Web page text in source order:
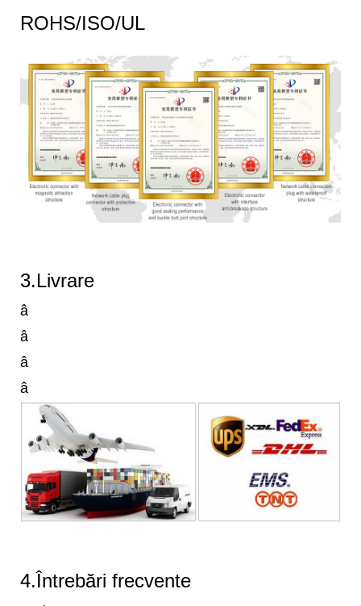
ROHS/ISO/UL
3.Livrare
â
â
â
â
4.Întrebări frecvente